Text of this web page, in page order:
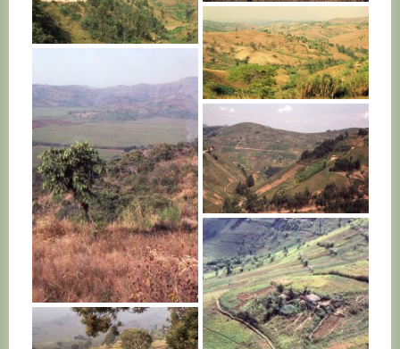
RWANDA
RWANDA
RWANDA
RWANDA